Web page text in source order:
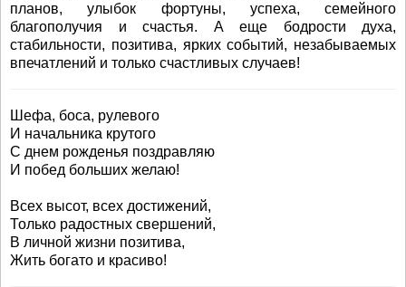
планов, улыбок фортуны, успеха, семейного
благополучия и счастья. А еще бодрости духа,
стабильности, позитива, ярких событий, незабываемых
впечатлений и только счастливых случаев!
Шефа, боса, рулевого
И начальника крутого
С днем рожденья поздравляю
И побед больших желаю!
Всех высот, всех достижений,
Только радостных свершений,
В личной жизни позитива,
Жить богато и красиво!